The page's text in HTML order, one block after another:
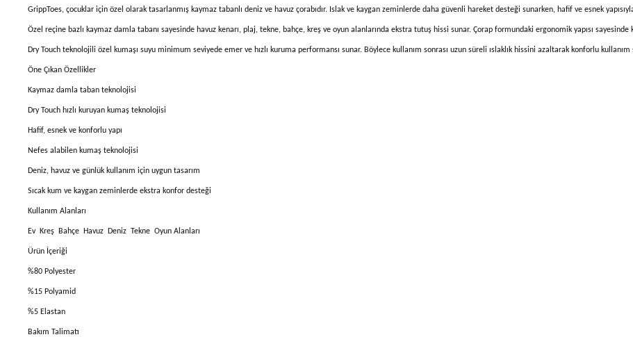
GrippToes, çocuklar için özel olarak tasarlanmış kaymaz tabanlı deniz ve havuz çorabıdır. Islak ve kaygan zeminlerde daha güvenli hareket desteği sunarken, hafif ve esnek
Özel reçine bazlı kaymaz damla tabanı sayesinde havuz kenarı, plaj, tekne, bahçe, kreş ve oyun alanlarında ekstra tutuş hissi sunar. Çorap formundaki ergonomik yapısı sayesinde
Dry Touch teknolojili özel kumaşı suyu minimum seviyede emer ve hızlı kuruma performansı sunar. Böylece kullanım sonrası uzun süreli ıslaklık hissini azaltarak konforlu kullanım
Öne Çıkan Özellikler
Kaymaz damla taban teknolojisi
Dry Touch hızlı kuruyan kumaş teknolojisi
Hafif, esnek ve konforlu yapı
Nefes alabilen kumaş teknolojisi
Deniz, havuz ve günlük kullanım için uygun tasarım
Sıcak kum ve kaygan zeminlerde ekstra konfor desteği
Kullanım Alanları
Ev Kreş Bahçe Havuz Deniz Tekne Oyun Alanları
Ürün İçeriği
%80 Polyester
%15 Polyamid
%5 Elastan
Bakım Talimatı